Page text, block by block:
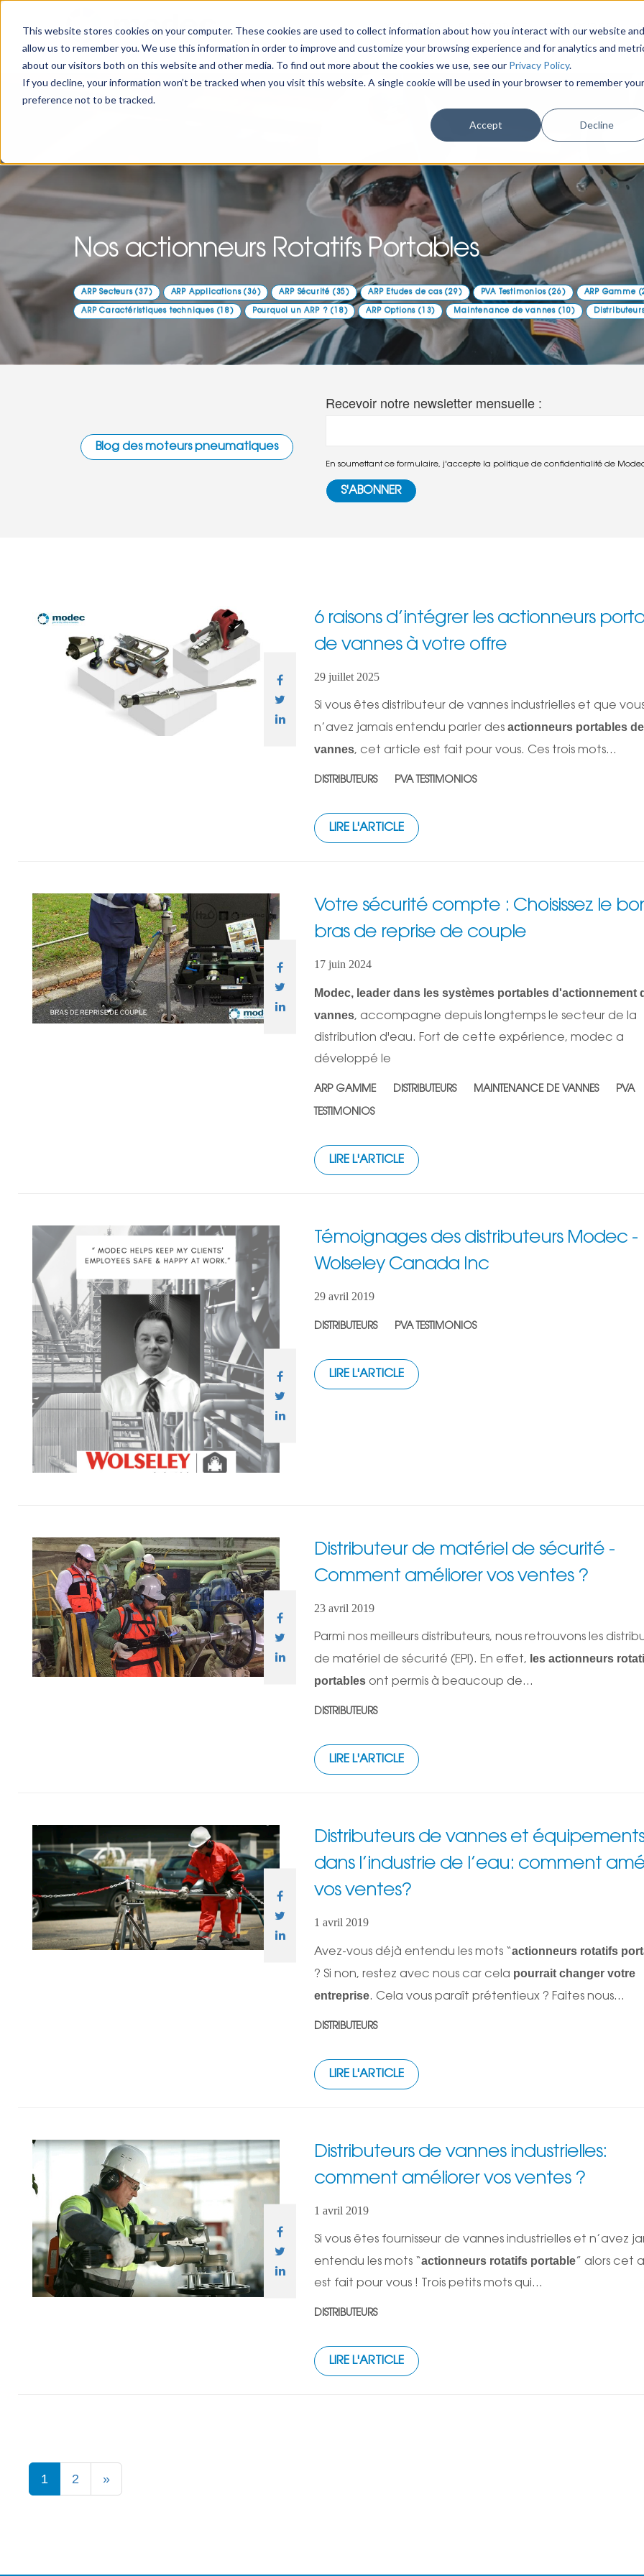
This website stores cookies on your computer. These cookies are used to collect information about how you interact with our website and
allow us to remember you. We use this information in order to improve and customize your browsing experience and for analytics and
about our visitors both on this website and other media. To find out more about the cookies we use, see our Privacy Policy.
If you decline, your information won’t be tracked when you visit this website. A single cookie will be used in your browser to remember your
preference not to be tracked.
Accept Decline
PRODUITS ENTREPRISE RESSOURCES
Nos actionneurs Rotatifs Portables
ARP Secteurs(37) ARP Applications(36) ARP Sécurité (35) ARP Etudes de cas(29) PVA Testimonios(26) ARP Gamme
ARP Caractéristiques techniques (18) Pourquoi un ARP ?(18) ARP Options(13) Maintenance de vannes (10)
Blog des moteurs pneumatiques
Recevoir notre newsletter mensuelle :
En soumettant ce formulaire, j'accepte la politique de confidentialité de
6 raisons d’intégrer les actionneurs
de vannes à votre offre
29 juillet 2025
Si vous êtes distributeur de vannes industrielles et que
n’avez jamais entendu parler desactionneurs portables de
vannes, cet article est fait pour vous. Ces trois mots...
DISTRIBUTEURS PVA TESTIMONIOS
LIRE L'ARTICLE
Votre sécurité compte : Choisissez le
bras de reprise de couple
17 juin 2024
Modec, leader dans les systèmes portables d'actionnement
vannes, accompagne depuis longtemps le secteur de la
distribution d'eau. Fort de cette expérience, modec a
développé le
ARP GAMME DISTRIBUTEURS MAINTENANCE DE VANNES PVA
TESTIMONIOS
LIRE L'ARTICLE
Témoignages des distributeurs Modec -
Wolseley Canada Inc
29 avril 2019
DISTRIBUTEURS PVA TESTIMONIOS
LIRE L'ARTICLE
Distributeur de matériel de sécurité -
Comment améliorer vos ventes ?
23 avril 2019
Parmi nos meilleurs distributeurs, nous retrouvons les
de matériel de sécurité (EPI). En effet, les actionneurs
portables ont permis à beaucoup de...
DISTRIBUTEURS
LIRE L'ARTICLE
Distributeurs de vannes et
dans l’industrie de l’eau: comment
vos ventes?
1 avril 2019
Avez-vous déjà entendu les mots “actionneurs rotatifs
? Si non, restez avec nous car cela pourrait changer votre
entreprise. Cela vous paraît prétentieux ? Faites nous...
DISTRIBUTEURS
LIRE L'ARTICLE
Distributeurs de vannes industrielles:
comment améliorer vos ventes ?
1 avril 2019
Si vous êtes fournisseur de vannes industrielles et n’avez
entendu les mots “actionneurs rotatifs portable” alors cet
est fait pour vous ! Trois petits mots qui...
DISTRIBUTEURS
LIRE L'ARTICLE
1 2 »